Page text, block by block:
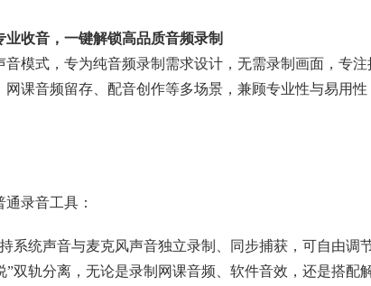
收音，一键解锁高品质音频录制
音模式，专为纯音频录制需求设计，无需录制画面，专
网课音频留存、配音创作等多场景，兼顾专业性与易用
录音工具：
系统声音与麦克风声音独立录制、同步捕获，可自由调
”双轨分离，无论是录制网课音频、软件音效，还是搭配